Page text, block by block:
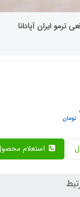
1405 رقعی ترمو ایران آپادانا
تومان